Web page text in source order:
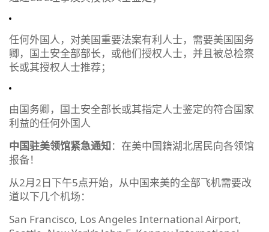
任何外国人，对美国重要法案有利人士，需要美国国务
卿，国土安全部部长，或他们授权人士，并且被总检察
长或其授权人士推荐；
由国务卿，国土安全部长或其指定人士鉴定的符合国家
利益的任何外国人
中国驻美领馆紧急通知：在美中国籍湖北居民向各领馆
报备！
从2月2日下午5点开始，从中国来美的全部飞机需要改
道以下几个机场：
San Francisco, Los Angeles International Airport,